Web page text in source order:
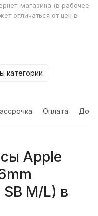
магазина (в рабочее
отличаться от цен в
категории
Оплата
Apple
M/L) в